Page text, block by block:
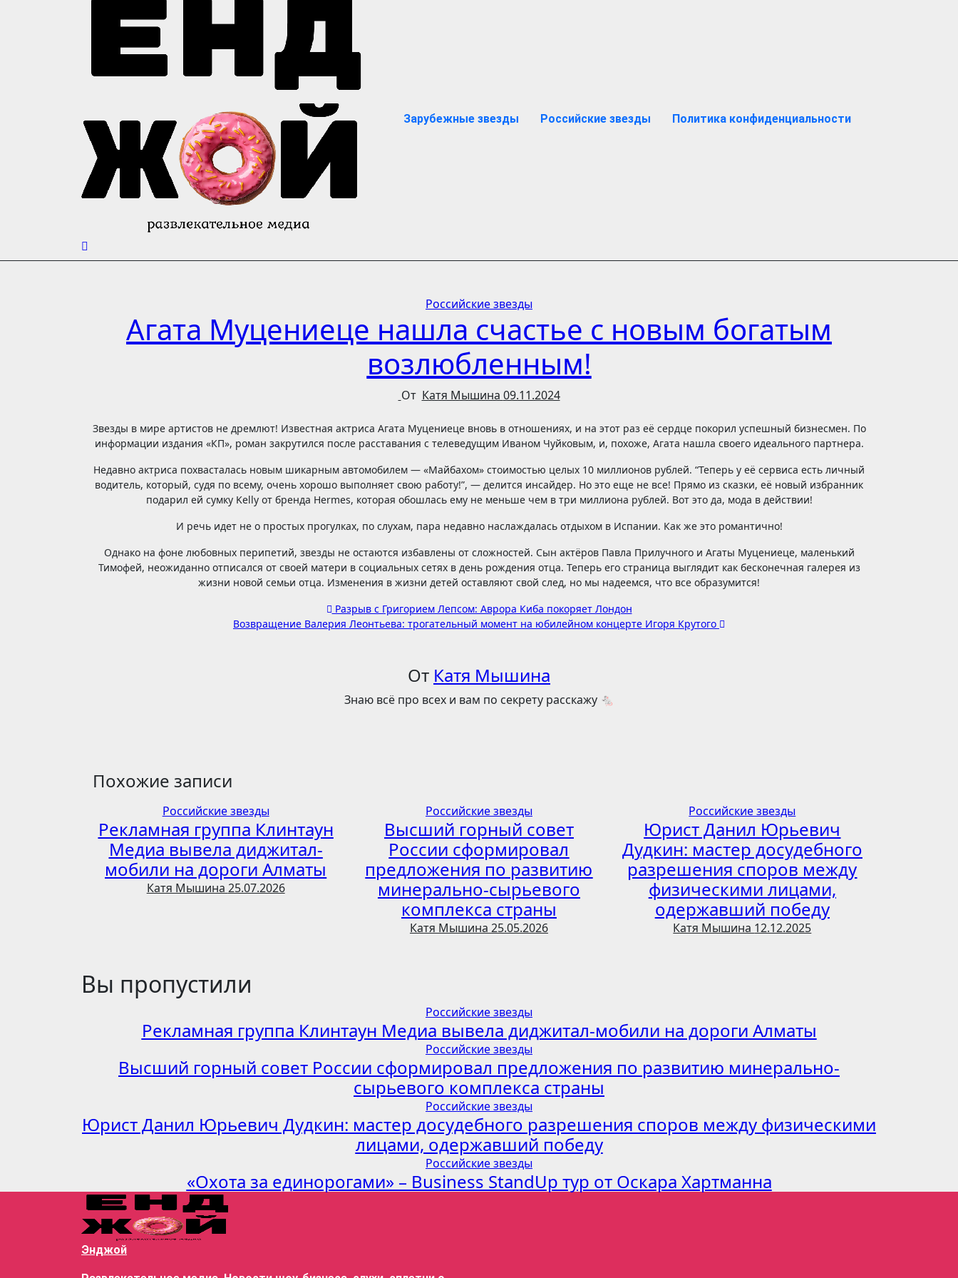
Зарубежные звезды Российские звезды Политика конфиденциальности
Российские звезды
Агата Муцениеце нашла счастье с новым богатым
возлюбленным!
От Катя Мышина 09.11.2024
Звезды в мире артистов не дремлют! Известная актриса Агата Муцениеце вновь в отношениях, и на этот раз её сердце покорил успешный бизнесмен. По
информации издания «КП», роман закрутился после расставания с телеведущим Иваном Чуйковым, и, похоже, Агата нашла своего идеального партнера.
Недавно актриса похвасталась новым шикарным автомобилем — «Майбахом» стоимостью целых 10 миллионов рублей. “Теперь у её сервиса есть личный
водитель, который, судя по всему, очень хорошо выполняет свою работу!”, — делится инсайдер. Но это еще не все! Прямо из сказки, её новый избранник
подарил ей сумку Kelly от бренда Hermes, которая обошлась ему не меньше чем в три миллиона рублей. Вот это да, мода в действии!
И речь идет не о простых прогулках, по слухам, пара недавно наслаждалась отдыхом в Испании. Как же это романтично!
Однако на фоне любовных перипетий, звезды не остаются избавлены от сложностей. Сын актёров Павла Прилучного и Агаты Муцениеце, маленький
Тимофей, неожиданно отписался от своей матери в социальных сетях в день рождения отца. Теперь его страница выглядит как бесконечная галерея из
жизни новой семьи отца. Изменения в жизни детей оставляют свой след, но мы надеемся, что все образумится!
Разрыв с Григорием Лепсом: Аврора Киба покоряет Лондон
Возвращение Валерия Леонтьева: трогательный момент на юбилейном концерте Игоря Крутого
От Катя Мышина
Знаю всё про всех и вам по секрету расскажу 🐁
Похожие записи
Российские звезды
Рекламная группа Клинтаун
Медиа вывела диджитал-
мобили на дороги Алматы
Катя Мышина 25.07.2026
Российские звезды
Высший горный совет
России сформировал
предложения по развитию
минерально-сырьевого
комплекса страны
Катя Мышина 25.05.2026
Российские звезды
Юрист Данил Юрьевич
Дудкин: мастер досудебного
разрешения споров между
физическими лицами,
одержавший победу
Катя Мышина 12.12.2025
Вы пропустили
Российские звезды
Рекламная группа Клинтаун Медиа вывела диджитал-мобили на дороги Алматы
Российские звезды
Высший горный совет России сформировал предложения по развитию минерально-
сырьевого комплекса страны
Российские звезды
Юрист Данил Юрьевич Дудкин: мастер досудебного разрешения споров между физическими
лицами, одержавший победу
Российские звезды
«Охота за единорогами» – Business StandUp тур от Оскара Хартманна
Энджой